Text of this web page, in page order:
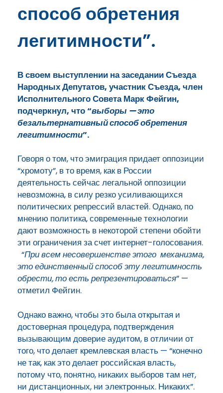
способ обретения
легитимности”.
В своем выступлении на заседании Съезда
Народных Депутатов, участник Съезда, член
Исполнительного Совета Марк Фейгин,
подчеркнул, что “выборы — это
безальтернативный способ обретения
легитимности”.
Говоря о том, что эмиграция придает оппозиции
“хромоту”, в то время, как в России
деятельность сейчас легальной оппозиции
невозможна, в силу резко усиливающихся
политических репрессий властей. Однако, по
мнению политика, современные технологии
дают возможность в некоторой степени обойти
эти ограничения за счет интернет-голосования.
“При всем несовершенстве этогомеханизма,
это единственный способ этулегитимность
обрести, то естьрепрезентироваться” —
отметил Фейгин.
Однако важно, чтобы это была открытая и
достоверная процедура, подтверждения
вызывающим доверие аудитом, в отличии от
того, что делает кремлевская власть — “конечно
не так, как этоделает российская власть,
потому что, понятно, никаких выборов там нет,
нидистанционных, ни электронных. Никаких”.